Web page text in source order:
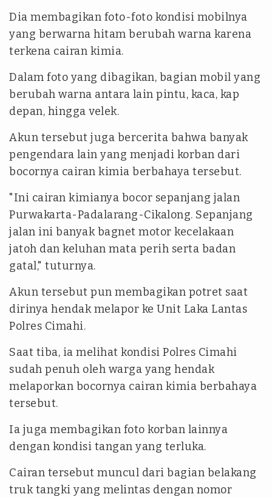
Dia membagikan foto-foto kondisi mobilnya
yang berwarna hitam berubah warna karena
terkena cairan kimia.
Dalam foto yang dibagikan, bagian mobil yang
berubah warna antara lain pintu, kaca, kap
depan, hingga velek.
Akun tersebut juga bercerita bahwa banyak
pengendara lain yang menjadi korban dari
bocornya cairan kimia berbahaya tersebut.
"Ini cairan kimianya bocor sepanjang jalan
Purwakarta-Padalarang-Cikalong. Sepanjang
jalan ini banyak bagnet motor kecelakaan
jatoh dan keluhan mata perih serta badan
gatal," tuturnya.
Akun tersebut pun membagikan potret saat
dirinya hendak melapor ke Unit Laka Lantas
Polres Cimahi.
Saat tiba, ia melihat kondisi Polres Cimahi
sudah penuh oleh warga yang hendak
melaporkan bocornya cairan kimia berbahaya
tersebut.
Ia juga membagikan foto korban lainnya
dengan kondisi tangan yang terluka.
Cairan tersebut muncul dari bagian belakang
truk tangki yang melintas dengan nomor